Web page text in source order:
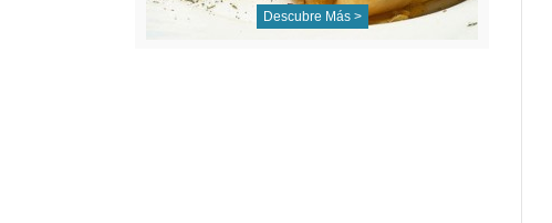
Descubre Más >